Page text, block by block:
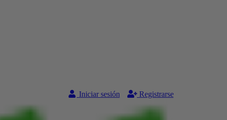
Iniciar sesión Registrarse